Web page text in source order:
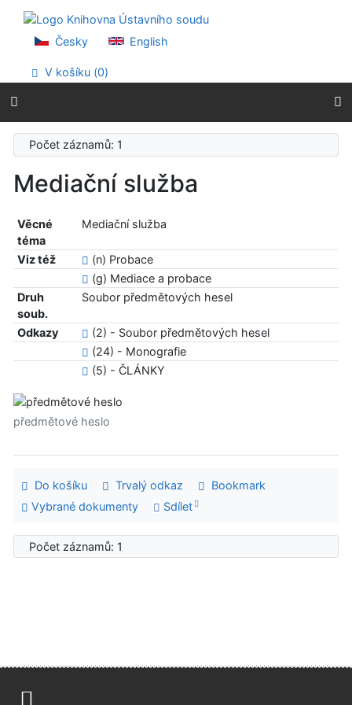
Přejít na menu
Prohlášení o webové přístupnosti
Česky English
V košíku (0)
Počet záznamů: 1
Mediační služba
Věcné
téma
Mediační služba
Viz též
(n) Probace
(g) Mediace a probace
Druh
soub.
Soubor předmětových hesel
Odkazy
(2) - Soubor předmětových hesel
(24) - Monografie
(5) - ČLÁNKY
předmětové heslo
Do košíku Trvalý odkaz
Bookmark
Vybrané dokumenty
Sdílet
Počet záznamů: 1